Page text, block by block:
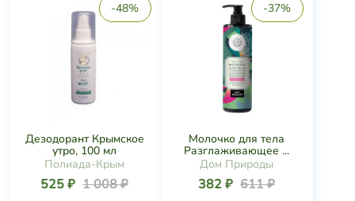
-48%
Дезодорант Крымское
утро, 100 мл
Полиада-Крым
525 ₽ 1 008 ₽
-37%
Молочко для тела
Разглаживающее ...
Дом Природы
382 ₽ 611 ₽